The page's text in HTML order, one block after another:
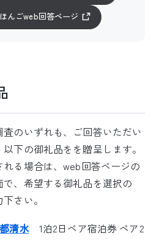
んごweb回答ページ
のいずれも、ご回答いただい
下の御礼品をを贈呈します。
る場合は、web回答ページの
、希望する御礼品を選択の
さい。
清水1泊2日ペア宿泊券 ペア2